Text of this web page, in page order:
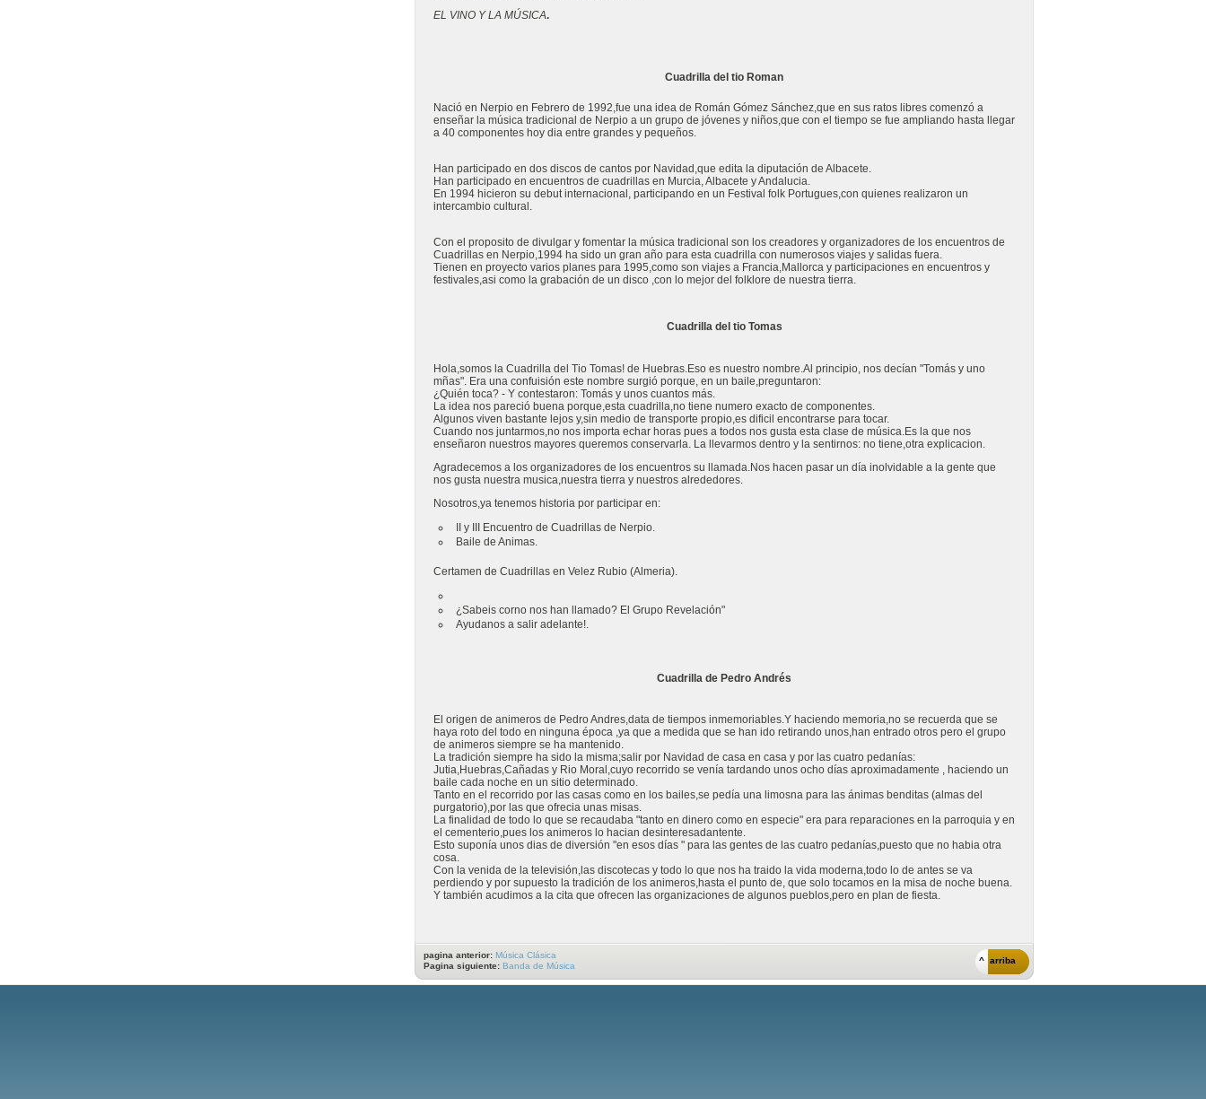
EL VINO Y LA MÚSICA.
Cuadrilla del tio Roman
Nació en Nerpio en Febrero de 1992,fue una idea de Román Gómez Sánchez,que en sus ratos libres comenzó a
enseñar la música tradicional de Nerpio a un grupo de jóvenes y niños,que con el tiempo se fue ampliando hasta llegar
a 40 componentes hoy dia entre grandes y pequeños.
Han participado en dos discos de cantos por Navidad,que edita la diputación de Albacete.
Han participado en encuentros de cuadrillas en Murcia, Albacete y Andalucia.
En 1994 hicieron su debut internacional, participando en un Festival folk Portugues,con quienes realizaron un
intercambio cultural.
Con el proposito de divulgar y fomentar la música tradicional son los creadores y organizadores de los encuentros de
Cuadrillas en Nerpio,1994 ha sido un gran año para esta cuadrilla con numerosos viajes y salidas fuera.
Tienen en proyecto varios planes para 1995,como son viajes a Francia,Mallorca y participaciones en encuentros y
festivales,asi como la grabación de un disco ,con lo mejor del folklore de nuestra tierra.
Cuadrilla del tio Tomas
Hola,somos la Cuadrilla del Tio Tomas! de Huebras.Eso es nuestro nombre.Al principio, nos decían "Tomás y uno
mñas". Era una confuisión este nombre surgió porque, en un baile,preguntaron:
¿Quién toca? - Y contestaron: Tomás y unos cuantos más.
La idea nos pareció buena porque,esta cuadrilla,no tiene numero exacto de componentes.
Algunos viven bastante lejos y,sin medio de transporte propio,es dificil encontrarse para tocar.
Cuando nos juntarmos,no nos importa echar horas pues a todos nos gusta esta clase de música.Es la que nos
enseñaron nuestros mayores queremos conservarla. La llevarmos dentro y la sentirnos: no tiene,otra explicacion.
Agradecemos a los organizadores de los encuentros su llamada.Nos hacen pasar un día inolvidable a la gente que
nos gusta nuestra musica,nuestra tierra y nuestros alrededores.
Nosotros,ya tenemos historia por participar en:
II y III Encuentro de Cuadrillas de Nerpio.
Baile de Animas.
Certamen de Cuadrillas en Velez Rubio (Almeria).
¿Sabeis corno nos han llamado? El Grupo Revelación"
Ayudanos a salir adelante!.
Cuadrilla de Pedro Andrés
El origen de animeros de Pedro Andres,data de tiempos inmemoriables.Y haciendo memoria,no se recuerda que se
haya roto del todo en ninguna época ,ya que a medida que se han ido retirando unos,han entrado otros pero el grupo
de animeros siempre se ha mantenido.
La tradición siempre ha sido la misma;salir por Navidad de casa en casa y por las cuatro pedanías:
Jutia,Huebras,Cañadas y Rio Moral,cuyo recorrido se venía tardando unos ocho días aproximadamente , haciendo un
baile cada noche en un sitio determinado.
Tanto en el recorrido por las casas como en los bailes,se pedía una limosna para las ánimas benditas (almas del
purgatorio),por las que ofrecia unas misas.
La finalidad de todo lo que se recaudaba "tanto en dinero como en especie" era para reparaciones en la parroquia y en
el cementerio,pues los animeros lo hacian desinteresadantente.
Esto suponía unos dias de diversión "en esos días " para las gentes de las cuatro pedanías,puesto que no habia otra
cosa.
Con la venida de la televisión,las discotecas y todo lo que nos ha traido la vida moderna,todo lo de antes se va
perdiendo y por supuesto la tradición de los animeros,hasta el punto de, que solo tocamos en la misa de noche buena.
Y también acudimos a la cita que ofrecen las organizaciones de algunos pueblos,pero en plan de fiesta.
^ arriba
pagina anterior: Música Clásica
Pagina siguiente: Banda de Música